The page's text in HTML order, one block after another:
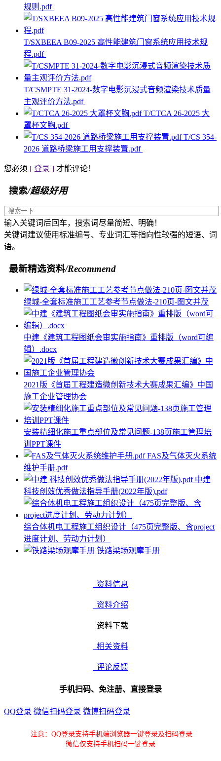
规则.pdf
T/SXBEEA B09-2025 高性能建筑门窗系统应用技术规
程.pdf
T/CSMPTE 31-2024-数字电影沉浸式音频渲染技术质量
主观评价方法.pdf
T/CTCA 26-2025 大
罩杯文胸.pdf
T/CS 354-
2026 道路桥梁施工用支撑装置.pdf
您必须 [ 登录 ] 才能评论！
搜索/超级好用
输入关键词后回车，搜索词尽量简短、明确！
关键词建议使用标准编号、专业词汇等指向性较强的短语、词
语。
最新精选资料/Recommend
绿城-全套标准施工工艺参考节点做法-210页-图文并茂
中建《建筑工程图纸会审实施指南》重排版（word可编
辑）.docx
2021版《首届工程建造微创新技术大赛成果汇编》中国
施工企业管理协会
安装精细化施工重点部位及常见问题-138页施工管理培
训PPT课件
FAS及气体灭火系统
维护手册.pdf
中建
科技创效优秀做法指导手册(2022年版).pdf
综合体机电工程施工组织设计（475页完整版、含project
进度计划、劳动力计划）
铁路梁场观摩手册
资料信息
资料介绍
资料下载
相关资料
评论反馈
手机扫码、免注册、直接登录
QQ登录 微信扫码登录 微博扫码登录
注意：QQ登录支持手机端浏览器一键登录及扫码登录
微信仅支持手机扫码一键登录